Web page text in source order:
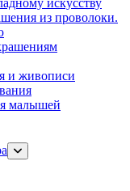
искусству
из проволоки.
и живописи
малышей